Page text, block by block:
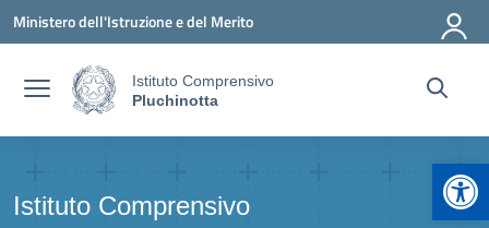
Vai ai contenuti
Vai al menu di navigazione
Vai al footer
Ministero dell'Istruzione e del Merito
Istituto Comprensivo
Pluchinotta
Istituto Comprensivo